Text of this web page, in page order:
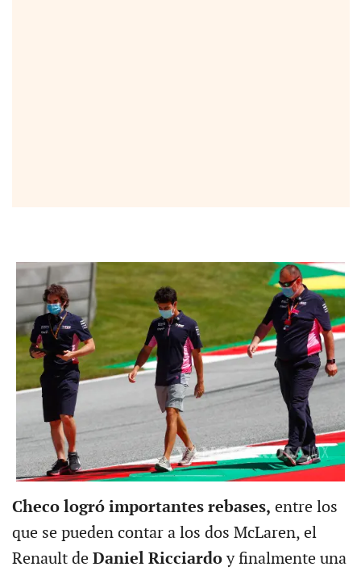
Checo logró importantes rebases, entre los
que se pueden contar a los dos McLaren, el
Renault de Daniel Ricciardoy finalmente una